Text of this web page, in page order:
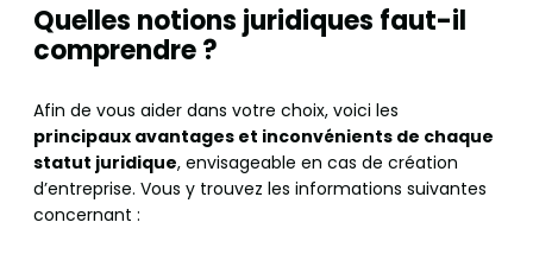
Quelles notions juridiques faut-il
comprendre ?
Afin de vous aider dans votre choix, voici les
principaux avantages et inconvénients de chaque
statut juridique, envisageable en cas de création
d’entreprise. Vous y trouvez les informations suivantes
concernant :